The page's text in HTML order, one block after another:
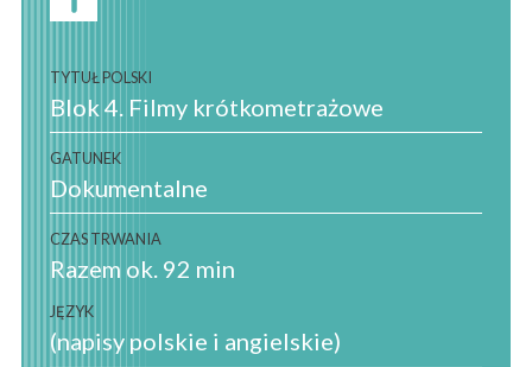
TYTUŁ POLSKI
Blok 4. Filmy krótkometrażowe
GATUNEK
Dokumentalne
CZAS TRWANIA
Razem ok. 92 min
JĘZYK
(napisy polskie i angielskie)